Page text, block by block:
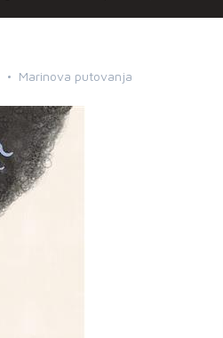
Marinova putovanja